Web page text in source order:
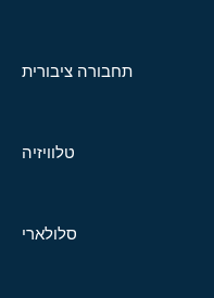
תחבורה ציבורית
טלוויזיה
סלולארי